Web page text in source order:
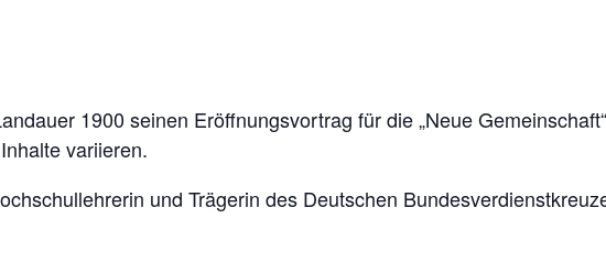
1900 seinen Eröffnungsvortrag für die „Neue
variieren.
und Trägerin des Deutschen